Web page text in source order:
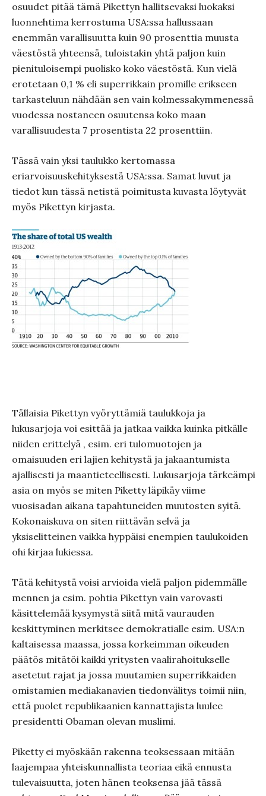
osuudet pitää tämä Pikettyn hallitsevaksi luokaksi
luonnehtima kerrostuma USA:ssa hallussaan
enemmän varallisuutta kuin 90 prosenttia muusta
väestöstä yhteensä, tuloistakin yhtä paljon kuin
pienituloisempi puolisko koko väestöstä. Kun vielä
erotetaan 0,1 % eli superrikkain promille erikseen
tarkasteluun nähdään sen vain kolmessakymmenessä
vuodessa nostaneen osuutensa koko maan
varallisuudesta 7 prosentista 22 prosenttiin.
Tässä vain yksi taulukko kertomassa
eriarvoisuuskehityksestä USA:ssa. Samat luvut ja
tiedot kun tässä netistä poimitusta kuvasta löytyvät
myös Pikettyn kirjasta.
Tällaisia Pikettyn vyöryttämiä taulukkoja ja
lukusarjoja voi esittää ja jatkaa vaikka kuinka pitkälle
niiden erittelyä , esim. eri tulomuotojen ja
omaisuuden eri lajien kehitystä ja jakaantumista
ajallisesti ja maantieteellisesti. Lukusarjoja tärkeämpi
asia on myös se miten Piketty läpikäy viime
vuosisadan aikana tapahtuneiden muutosten syitä.
Kokonaiskuva on siten riittävän selvä ja
yksiselitteinen vaikka hyppäisi enempien taulukoiden
ohi kirjaa lukiessa.
Tätä kehitystä voisi arvioida vielä paljon pidemmälle
mennen ja esim. pohtia Pikettyn vain varovasti
käsittelemää kysymystä siitä mitä vaurauden
keskittyminen merkitsee demokratialle esim. USA:n
kaltaisessa maassa, jossa korkeimman oikeuden
päätös mitätöi kaikki yritysten vaalirahoitukselle
asetetut rajat ja jossa muutamien superrikkaiden
omistamien mediakanavien tiedonvälitys toimii niin,
että puolet republikaanien kannattajista luulee
presidentti Obaman olevan muslimi.
Piketty ei myöskään rakenna teoksessaan mitään
laajempaa yhteiskunnallista teoriaa eikä ennusta
tulevaisuutta, joten hänen teoksensa jää tässä